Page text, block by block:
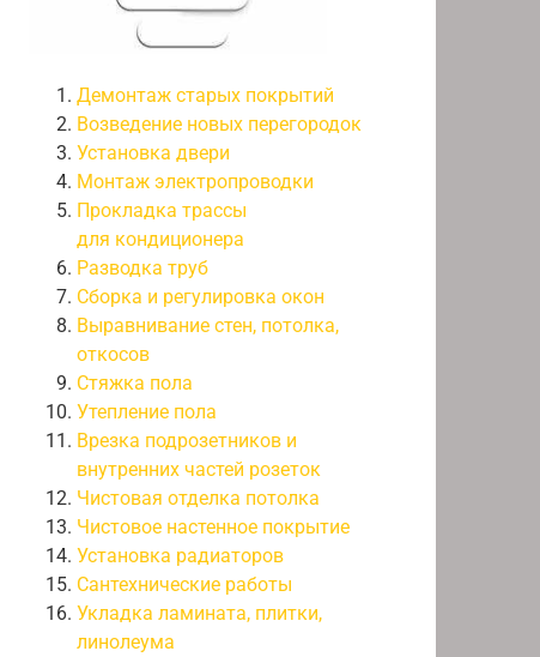
Демонтаж старых покрытий
Возведение новых перегородок
Установка двери
Монтаж электропроводки
Прокладка трассы
для кондиционера
Разводка труб
Сборка и регулировка окон
Выравнивание стен, потолка,
откосов
Стяжка пола
Утепление пола
Врезка подрозетников и
внутренних частей розеток
Чистовая отделка потолка
Чистовое настенное покрытие
Установка радиаторов
Сантехнические работы
Укладка ламината, плитки,
линолеума